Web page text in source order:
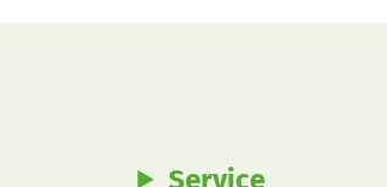
Service